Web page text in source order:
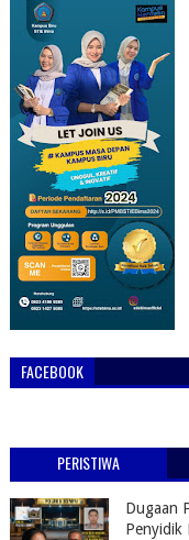
FACEBOOK
PERISTIWA
Dugaan
Penyidik